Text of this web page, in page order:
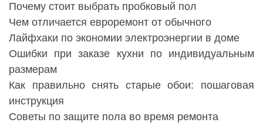
Почему стоит выбрать пробковый пол
Чем отличается евроремонт от обычного
Лайфхаки по экономии электроэнергии в доме
Ошибки при заказе кухни по индивидуальным
размерам
Как правильно снять старые обои: пошаговая
инструкция
Советы по защите пола во время ремонта